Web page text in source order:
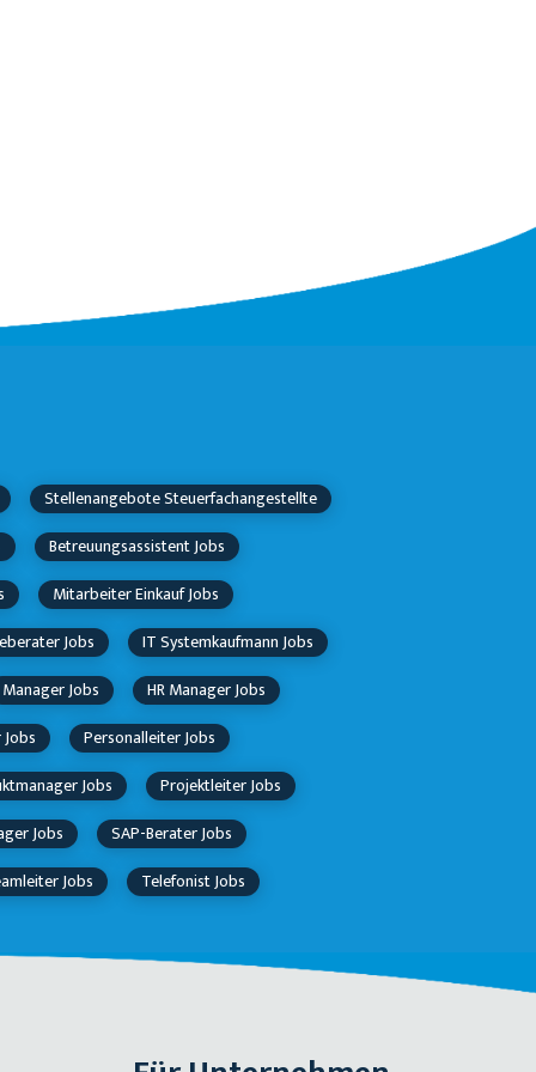
Stellenangebote Steuerfachangestellte
Betreuungsassistent Jobs
Mitarbeiter Einkauf Jobs
Jobs
IT Systemkaufmann Jobs
Manager Jobs
HR Manager Jobs
Personalleiter Jobs
Jobs
Projektleiter Jobs
Jobs
SAP-Berater Jobs
Jobs
Telefonist Jobs